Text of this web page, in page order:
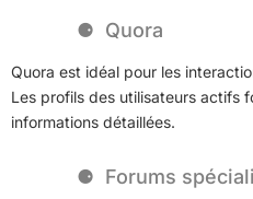
Quora
Quora est idéal pour les
Les profils des utilisateurs actifs
informations détaillées.
Forums